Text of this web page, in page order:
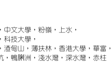
中文大學，粉嶺，上水，
科技大學，
渣甸山，薄扶林，香港大學，華富，
，鴨脷洲，淺水灣，深水灣，赤柱